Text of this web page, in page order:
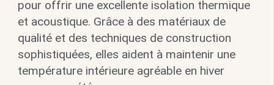
pour offrir une excellente isolation thermique
et acoustique. Grâce à des matériaux de
qualité et des techniques de construction
sophistiquées, elles aident à maintenir une
température intérieure agréable en hiver